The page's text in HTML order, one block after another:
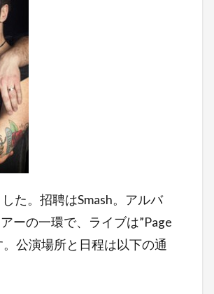
た。招聘はSmash。アルバ
ーの一環で、ライブは”Page
公演場所と日程は以下の通